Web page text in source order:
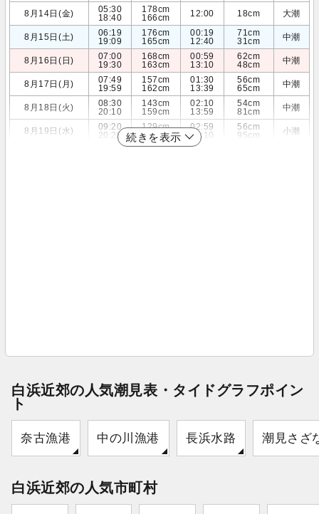
8月14日(金)
05:30
18:40
178cm
166cm
12:00 18cm 大潮
8月15日(土)
06:19
19:09
176cm
165cm
00:19
12:40
71cm
31cm
中潮
8月16日(日)
07:00
19:30
168cm
163cm
00:59
13:10
62cm
48cm
中潮
8月17日(月)
07:49
19:59
157cm
162cm
01:30
13:39
56cm
65cm
中潮
8月18日(火)
08:30
20:10
143cm
159cm
02:10
13:59
54cm
81cm
中潮
8月19日(水)
09:20
20:29
129cm
157cm
02:59
14:10
56cm
95cm
小潮
続きを表示
白浜近郊の人気潮見表・タイドグラフポイン
ト
奈古漁港 中の川漁港 長浜水路 潮見さざ
白浜近郊の人気市町村